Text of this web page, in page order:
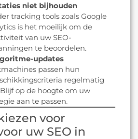
niet bijhouden
tracking tools zoals Google
is het moeilijk om de
van uw SEO-
te beoordelen.
updates
passen hun
regelmatig
op de hoogte om uw
aan te passen.
voor
uw SEO in